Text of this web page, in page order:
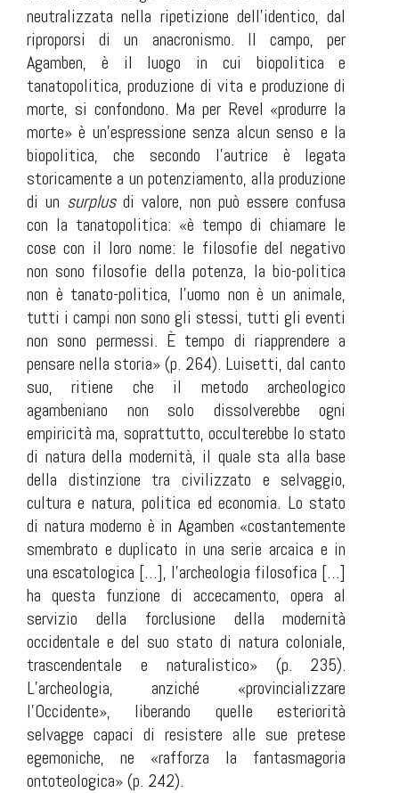
neutralizzata nella ripetizione dell’identico, dal
riproporsi di un anacronismo. Il campo, per
Agamben, è il luogo in cui biopolitica e
tanatopolitica, produzione di vita e produzione di
morte, si confondono. Ma per Revel «produrre la
morte» è un’espressione senza alcun senso e la
biopolitica, che secondo l’autrice è legata
storicamente a un potenziamento, alla produzione
di un surplusdi valore, non può essere confusa
con la tanatopolitica: «è tempo di chiamare le
cose con il loro nome: le filosofie del negativo
non sono filosofie della potenza, la bio-politica
non è tanato-politica, l’uomo non è un animale,
tutti i campi non sono gli stessi, tutti gli eventi
non sono permessi. È tempo di riapprendere a
pensare nella storia» (p. 264). Luisetti, dal canto
suo, ritiene che il metodo archeologico
agambeniano non solo dissolverebbe ogni
empiricità ma, soprattutto, occulterebbe lo stato
di natura della modernità, il quale sta alla base
della distinzione tra civilizzato e selvaggio,
cultura e natura, politica ed economia. Lo stato
di natura moderno è in Agamben «costantemente
smembrato e duplicato in una serie arcaica e in
una escatologica […], l’archeologia filosofica […]
ha questa funzione di accecamento, opera al
servizio della forclusione della modernità
occidentale e del suo stato di natura coloniale,
trascendentale e naturalistico» (p. 235).
L’archeologia, anziché «provincializzare
l’Occidente», liberando quelle esteriorità
selvagge capaci di resistere alle sue pretese
egemoniche, ne «rafforza la fantasmagoria
ontoteologica» (p. 242).